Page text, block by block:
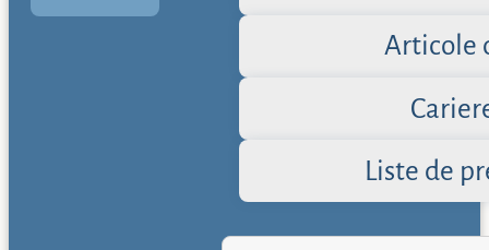
Articole
Liste de